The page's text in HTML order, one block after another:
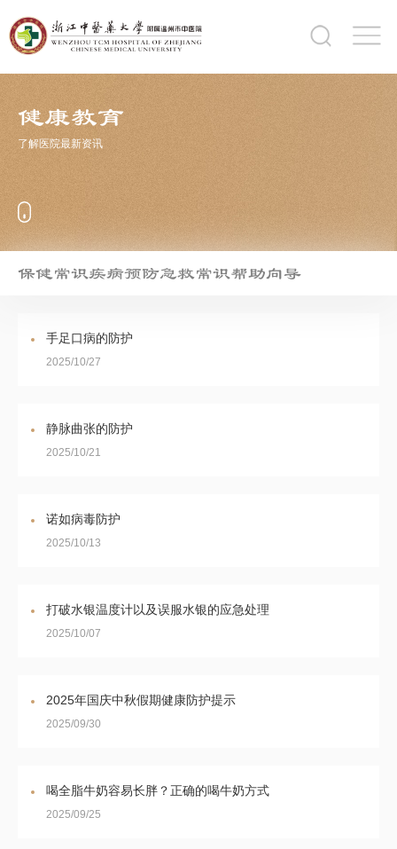
健康教育
了解医院最新资讯
保健常识疾病预防急救常识帮助向导
手足口病的防护
2025/10/27
静脉曲张的防护
2025/10/21
诺如病毒防护
2025/10/13
打破水银温度计以及误服水银的应急处理
2025/10/07
2025年国庆中秋假期健康防护提示
2025/09/30
喝全脂牛奶容易长胖？正确的喝牛奶方式
2025/09/25